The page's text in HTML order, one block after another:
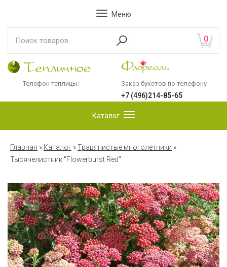
Меню
0
Телефон теплицы: Заказ букетов по телефону
+7 (496)214-85-65
Каталог
Главная » Каталог »Травянистые многолетники »
Тысячелистник "Flowerburst Red"